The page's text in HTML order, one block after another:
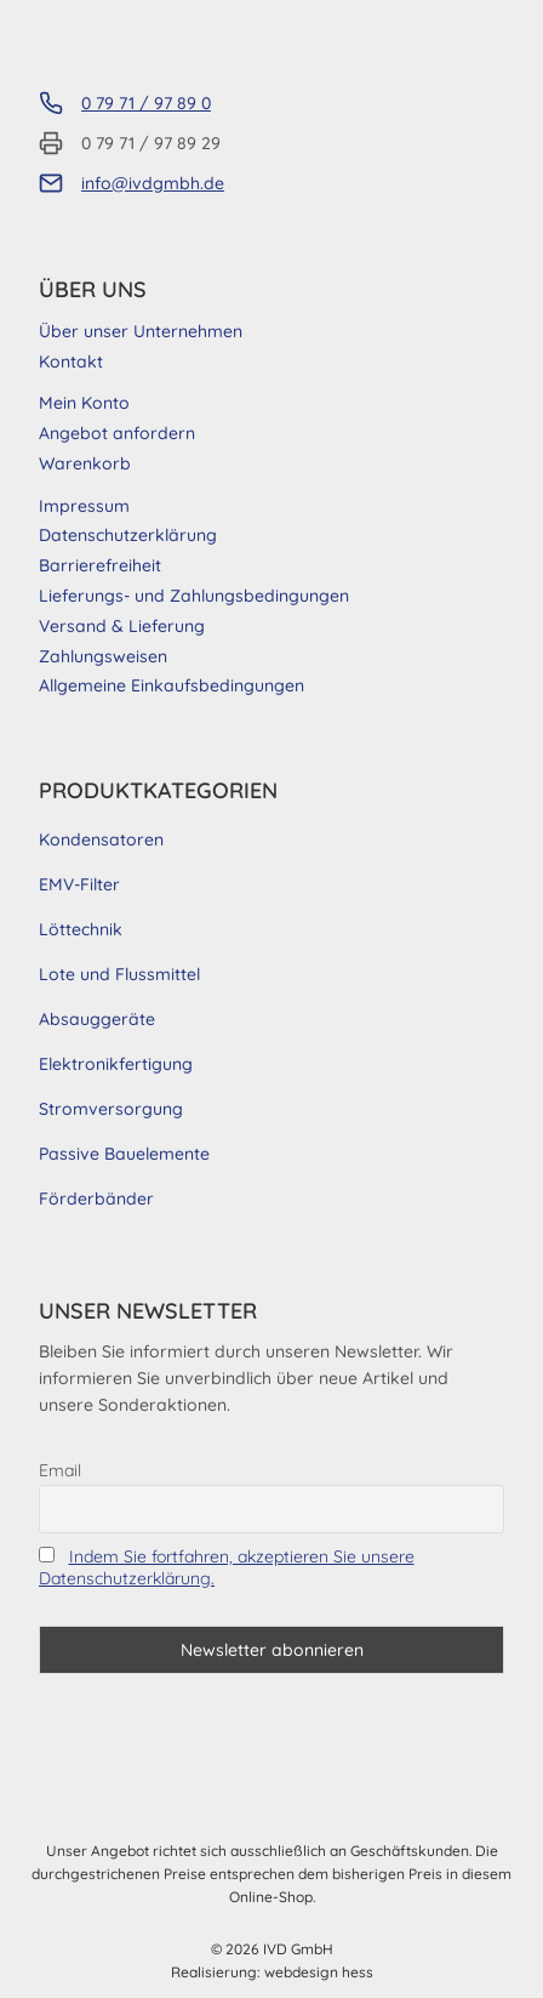
0 79 71 / 97 89 0
0 79 71 / 97 89 29
info@ivdgmbh.de
ÜBER UNS
Über unser Unternehmen
Kontakt
Mein Konto
Angebot anfordern
Warenkorb
Impressum
Datenschutzerklärung
Barrierefreiheit
Lieferungs- und Zahlungsbedingungen
Versand & Lieferung
Zahlungsweisen
Allgemeine Einkaufsbedingungen
PRODUKTKATEGORIEN
Kondensatoren
EMV-Filter
Löttechnik
Lote und Flussmittel
Absauggeräte
Elektronikfertigung
Stromversorgung
Passive Bauelemente
Förderbänder
UNSER NEWSLETTER
Bleiben Sie informiert durch unseren Newsletter. Wir
informieren Sie unverbindlich über neue Artikel und
unsere Sonderaktionen.
Email
Indem Sie fortfahren, akzeptieren Sie unsere
Datenschutzerklärung.
Unser Angebot richtet sich ausschließlich an Geschäftskunden. Die
durchgestrichenen Preise entsprechen dem bisherigen Preis in diesem
Online-Shop.
© 2026 IVD GmbH
Realisierung: webdesign hess